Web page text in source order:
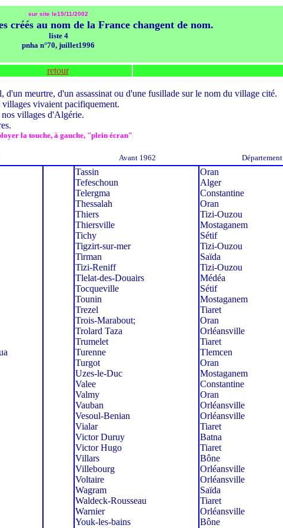
sur site le15/11/2002
créés au nom de la France changent de nom.
liste 4
pnha n°70, juillet1996
retour
meurtre, d'un assassinat ou d'une fusillade sur le nom du village cité.
vivaient pacifiquement.
nos villages d'Algérie.
la touche, à gauche, "plein écran"
Avant 1962 Département
Tassin
Tefeschoun
Telergma
Thessalah
Thiers
Thiersville
Tichy
Tigzirt-sur-mer
Tirman
Tizi-Reniff
Tlelat-des-Douairs
Tocqueville
Tounin
Trezel
Trois-Marabout;
Trolard Taza
Trumelet
Turenne
Turgot
Uzes-le-Duc
Valee
Valmy
Vauban
Vesoul-Benian
Vialar
Victor Duruy
Victor Hugo
Villars
Villebourg
Voltaire
Wagram
Waldeck-Rousseau
Warnier
Youk-les-bains
Oran
Alger
Constantine
Oran
Tizi-Ouzou
Mostaganem
Sétif
Tizi-Ouzou
Saïda
Tizi-Ouzou
Médéa
Sétif
Mostaganem
Tiaret
Oran
Orléansville
Tiaret
Tlemcen
Oran
Mostaganem
Constantine
Oran
Orléansville
Orléansville
Tiaret
Batna
Tiaret
Bône
Orléansville
Orléansville
Saïda
Tiaret
Orléansville
Bône